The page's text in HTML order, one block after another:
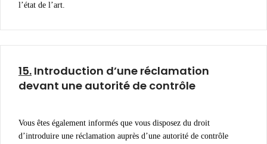
l’état de l’art.
15. Introduction d’une réclamation
devant une autorité de contrôle
Vous êtes également informés que vous disposez du droit
d’introduire une réclamation auprès d’une autorité de contrôle